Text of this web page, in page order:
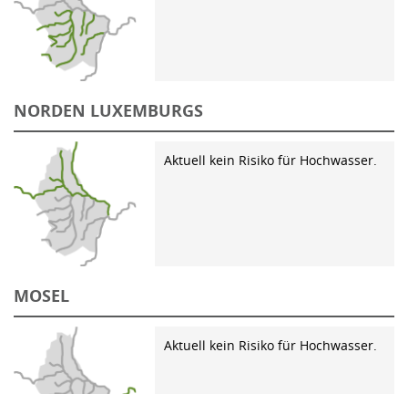
NORDEN LUXEMBURGS
Aktuell kein Risiko für Hochwasser.
MOSEL
Aktuell kein Risiko für Hochwasser.